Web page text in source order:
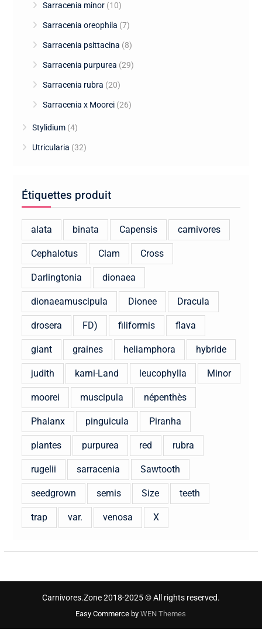
Sarracenia minor (10)
Sarracenia oreophila (7)
Sarracenia psittacina (8)
Sarracenia purpurea (29)
Sarracenia rubra (20)
Sarracenia x Moorei (26)
Stylidium (4)
Utricularia (32)
Étiquettes produit
alata binata Capensis carnivores
Cephalotus Clam Cross
Darlingtonia dionaea
dionaeamuscipula Dionee Dracula
drosera FD) filiformis flava
giant graines heliamphora hybride
judith karni-Land leucophylla Minor
moorei muscipula népenthès
Phalanx pinguicula Piranha
plantes purpurea red rubra
rugelii sarracenia Sawtooth
seedgrown semis Size teeth
trap var. venosa X
Carnivores.Zone 2018-2025 © All rights reserved.
Easy Commerce byWEN Themes